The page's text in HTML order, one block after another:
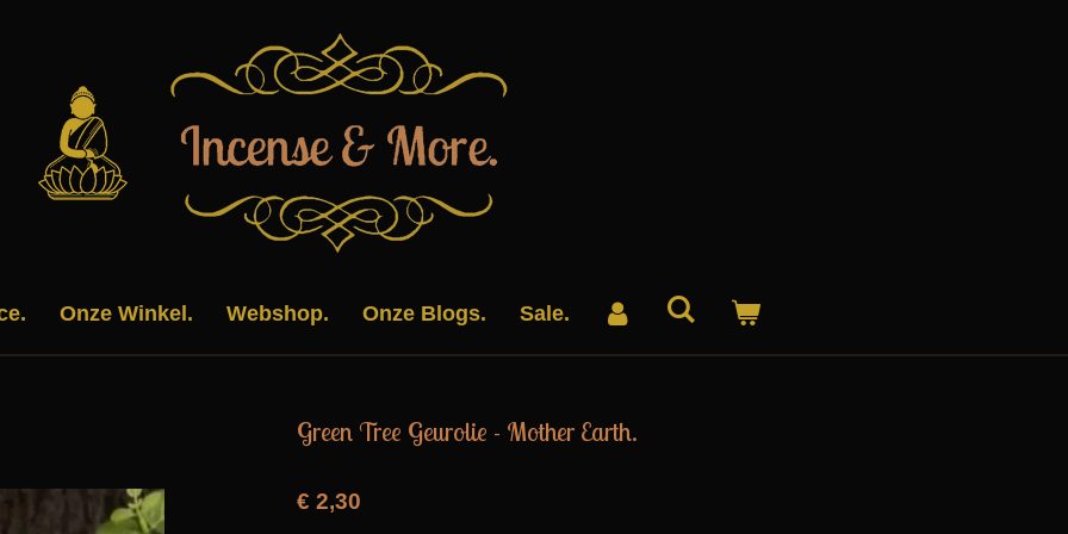
Onze Winkel. Webshop. Onze Blogs. Sale.
Green Tree Geurolie - Mother Earth.
€ 2,30